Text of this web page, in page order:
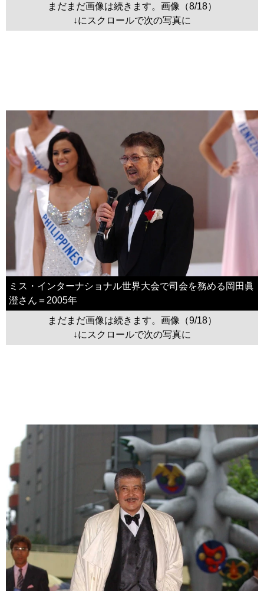
まだまだ画像は続きます。画像（8/18）
↓にスクロールで次の写真に
ミス・インターナショナル世界大会で司会を務める岡田眞
澄さん＝2005年
まだまだ画像は続きます。画像（9/18）
↓にスクロールで次の写真に